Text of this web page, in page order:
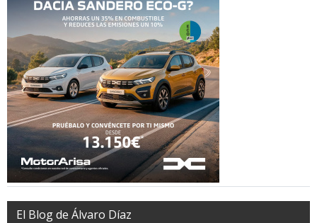
El Blog de Álvaro Díaz